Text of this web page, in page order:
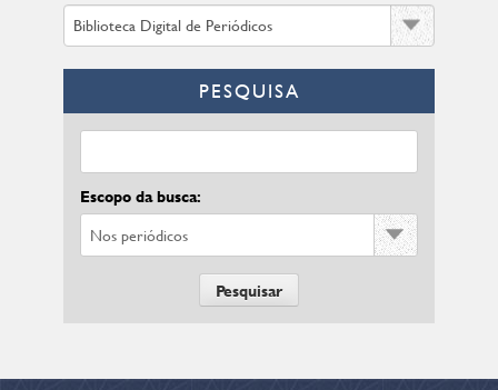
PESQUISA
Escopo da busca: